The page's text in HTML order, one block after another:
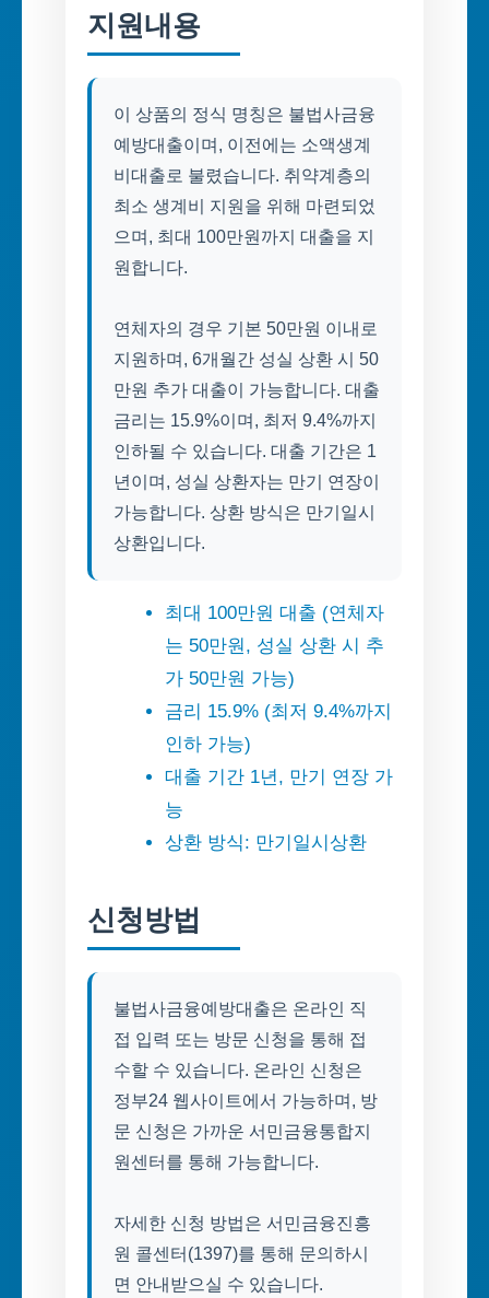
지원내용
이 상품의 정식 명칭은 불법사금융
예방대출이며, 이전에는 소액생계
비대출로 불렸습니다. 취약계층의
최소 생계비 지원을 위해 마련되었
으며, 최대 100만원까지 대출을 지
원합니다.
연체자의 경우 기본 50만원 이내로
지원하며, 6개월간 성실 상환 시 50
만원 추가 대출이 가능합니다. 대출
금리는 15.9%이며, 최저 9.4%까지
인하될 수 있습니다. 대출 기간은 1
년이며, 성실 상환자는 만기 연장이
가능합니다. 상환 방식은 만기일시
상환입니다.
최대 100만원 대출 (연체자
는 50만원, 성실 상환 시 추
가 50만원 가능)
금리 15.9% (최저 9.4%까지
인하 가능)
대출 기간 1년, 만기 연장 가
능
상환 방식: 만기일시상환
신청방법
불법사금융예방대출은 온라인 직
접 입력 또는 방문 신청을 통해 접
수할 수 있습니다. 온라인 신청은
정부24 웹사이트에서 가능하며, 방
문 신청은 가까운 서민금융통합지
원센터를 통해 가능합니다.
자세한 신청 방법은 서민금융진흥
원 콜센터(1397)를 통해 문의하시
면 안내받으실 수 있습니다.